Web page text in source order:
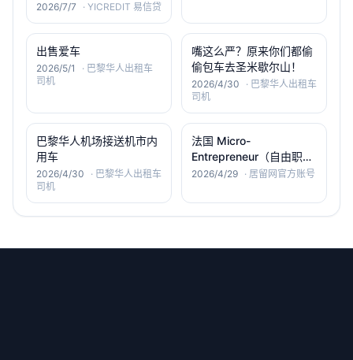
2026/7/7 · YICREDIT 易信贷
出售爱车
2026/5/1 · 巴黎华人出租车
司机
嘴这么严？原来你们都偷
偷包车去圣米歇尔山！
2026/4/30 · 巴黎华人出租车
司机
巴黎华人机场接送机市内
用车
2026/4/30 · 巴黎华人出租车
司机
法国 Micro-
Entrepreneur（自由职业
者）首次税务申报教程
2026/4/29 · 居留网官方账号